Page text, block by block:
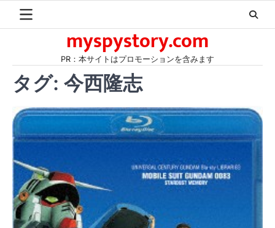
myspystory.com
PR：本サイトはプロモーションを含みます
タグ: 今西隆志